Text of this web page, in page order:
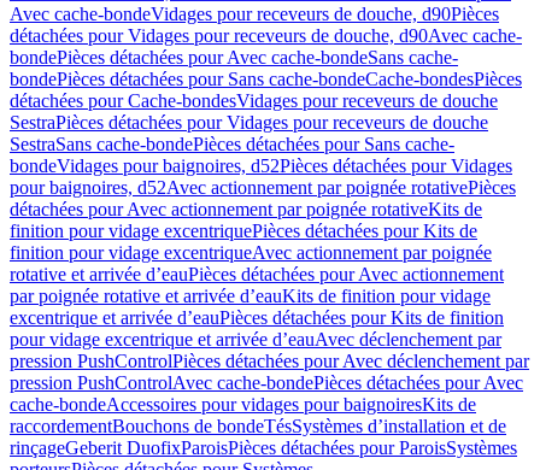
Avec cache-bondeVidages pour receveurs de douche, d90Pièces
détachées pour Vidages pour receveurs de douche, d90Avec cache-
bondePièces détachées pour Avec cache-bondeSans cache-
bondePièces détachées pour Sans cache-bondeCache-bondesPièces
détachées pour Cache-bondesVidages pour receveurs de douche
SestraPièces détachées pour Vidages pour receveurs de douche
SestraSans cache-bondePièces détachées pour Sans cache-
bondeVidages pour baignoires, d52Pièces détachées pour Vidages
pour baignoires, d52Avec actionnement par poignée rotativePièces
détachées pour Avec actionnement par poignée rotativeKits de
finition pour vidage excentriquePièces détachées pour Kits de
finition pour vidage excentriqueAvec actionnement par poignée
rotative et arrivée d’eauPièces détachées pour Avec actionnement
par poignée rotative et arrivée d’eauKits de finition pour vidage
excentrique et arrivée d’eauPièces détachées pour Kits de finition
pour vidage excentrique et arrivée d’eauAvec déclenchement par
pression PushControlPièces détachées pour Avec déclenchement par
pression PushControlAvec cache-bondePièces détachées pour Avec
cache-bondeAccessoires pour vidages pour baignoiresKits de
raccordementBouchons de bondeTésSystèmes d’installation et de
rinçageGeberit DuofixParoisPièces détachées pour ParoisSystèmes